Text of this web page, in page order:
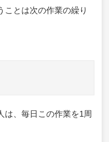
ことは次の作業の繰り
は、毎日この作業を1周